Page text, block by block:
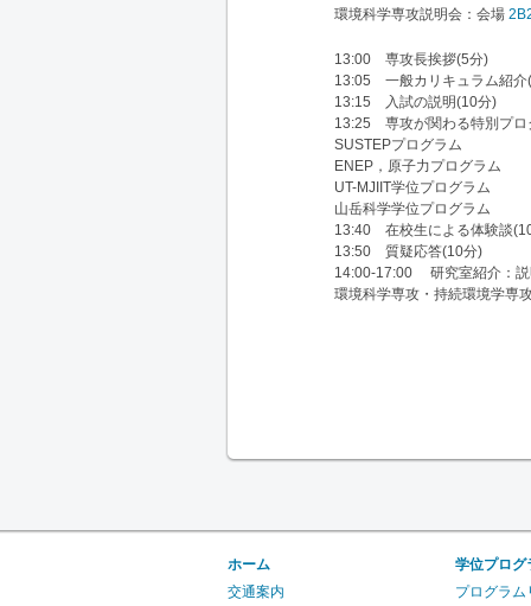
環境科学専攻説明会：会場
13:00 専攻長挨拶(5分)
13:05 一般カリキュラム紹介
13:15 入試の説明(10分)
13:25 専攻が関わる特別プロ
SUSTEPプログラム
ENEP，原子力プログラム
UT-MJIIT学位プログラム
山岳科学学位プログラム
13:40 在校生による体験談
13:50 質疑応答(10分)
14:00-17:00 研究室紹介：説
環境科学専攻・持続環境学専
ホーム
交通案内
学位プログ
プログラム